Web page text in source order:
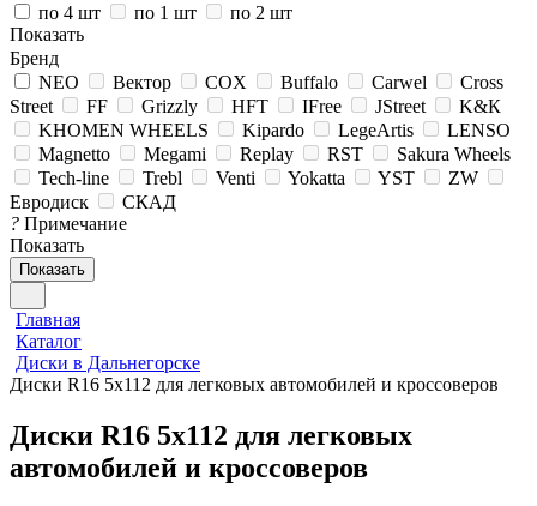
по 4 шт по 1 шт
по 2 шт
Показать
Бренд
NEO
Вектор COX Buffalo Carwel
Cross
Street
FF Grizzly HFT IFree JStreet
K&К
KHOMEN WHEELS
Kipardo LegeArtis
LENSO
Magnetto
Megami Replay RST
Sakura Wheels
Tech-line
Trebl Venti Yokatta YST
ZW
Евродиск
СКАД
? Примечание
Показать
Показать
Главная
Каталог
Диски в Дальнегорске
Диски R16 5х112 для легковых автомобилей и кроссоверов
Диски R16 5х112 для легковых
автомобилей и кроссоверов